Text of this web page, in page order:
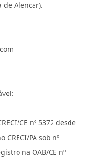
de Alencar).
CE nº 5372 desde
PA sob nº
na OAB/CE nº